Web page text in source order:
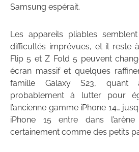
Samsung espérait.
Les appareils pliables
difficultés imprévues, et il reste
Flip 5 et Z Fold 5 peuvent
écran massif et quelques
famille Galaxy S23, quant
probablement à lutter pour
l’ancienne gamme iPhone 14…
iPhone 15 entre dans
certainement comme des petits